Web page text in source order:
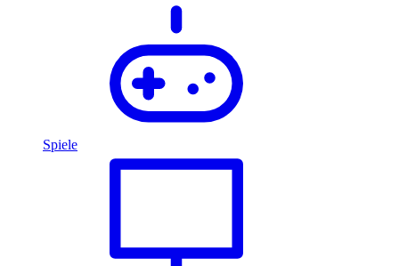
Spiele